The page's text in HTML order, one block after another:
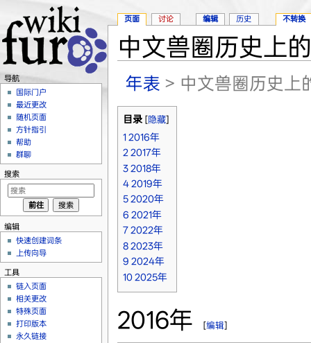
中文兽圈历史上
年表 > 中文兽圈历史上
目录[隐藏]
1 2016年
2 2017年
3 2018年
4 2019年
5 2020年
6 2021年
7 2022年
8 2023年
9 2024年
10 2025年
2016年 [编辑]
页面 讨论 编辑 历史 不转换
导航
国际门户
最近更改
随机页面
方针指引
帮助
群聊
搜索
编辑
快速创建词条
上传向导
工具
链入页面
相关更改
特殊页面
打印版本
永久链接